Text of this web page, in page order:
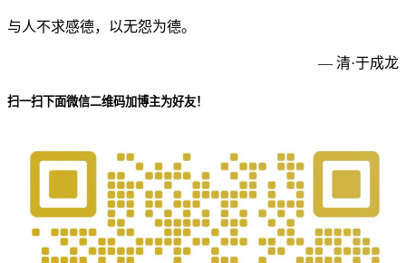
与人不求感德，以无怨为德。
— 清·于成龙
扫一扫下面微信二维码加博主为好友！